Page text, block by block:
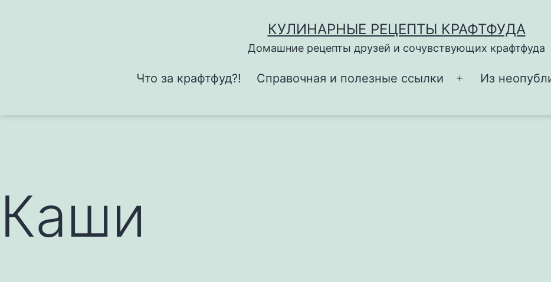
КУЛИНАРНЫЕ РЕЦЕПТЫ КРАФТФУДА
Домашние рецепты друзей и сочувствующих крафтфуда
Что за крафтфуд?! Справочная и полезные ссылки
Открыть
Из
Каши